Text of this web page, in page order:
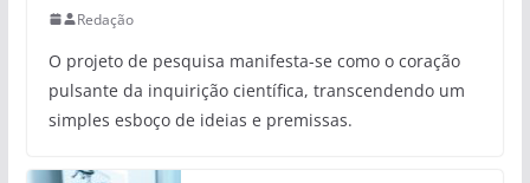
Redação
O projeto de pesquisa manifesta-se como o coração
pulsante da inquirição científica, transcendendo um
simples esboço de ideias e premissas.